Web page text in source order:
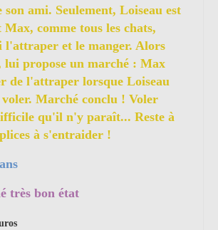
ami. Seulement, Loiseau est
comme tous les chats,
l'attraper et le manger. Alors
lui propose un marché : Max
de l'attraper lorsque Loiseau
Marché conclu ! Voler
qu'il n'y paraît... Reste à
à s'entraider !
très bon état